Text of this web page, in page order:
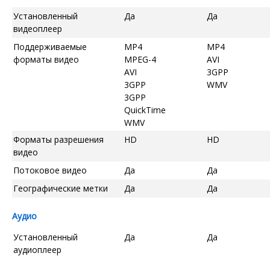
Установленный
видеоплеер
Да Да
Поддерживаемые
форматы видео
MP4
MPEG-4
AVI
3GPP
3GPP
QuickTime
WMV
MP4
AVI
3GPP
WMV
Форматы разрешения
видео
HD HD
Потоковое видео Да
Да
Географические метки
Да Да
Аудио
Установленный
аудиоплеер
Да Да